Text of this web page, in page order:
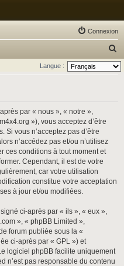
Connexion
e
c
e
Langue :
par « nous », « notre »,
»), vous acceptez d’être
Si vous n’acceptez pas d’être
n’accédez pas et/ou n’utilisez
ces conditions à tout moment et
Cependant, il est de votre
car votre utilisation
constitue votre acceptation
à jour et/ou modifiées.
ci-après par « ils », « eux »,
», « phpBB Limited »,
forum publiée sous la «
ci-après par « GPL ») et
logiciel phpBB facilite uniquement
n’est pas responsable du contenu